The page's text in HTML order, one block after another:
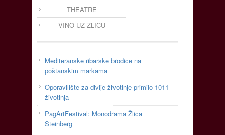
THEATRE
VINO UZ ŽLICU
Mediteranske ribarske brodice na
poštanskim markama
Oporavilište za divlje životinje primilo 1011
životinja
PagArtFestival: Monodrama Žlica
Steinberg